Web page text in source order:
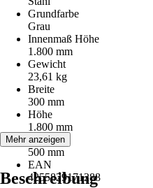
Grundfarbe
Grau
Innenmaß Höhe
1.800 mm
Gewicht
23,61 kg
Breite
300 mm
Höhe
1.800 mm
Tiefe
500 mm
EAN
4255829171288
Mehr anzeigen
Beschreibung